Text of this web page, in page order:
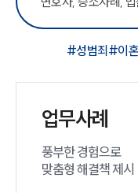
#성범죄 #이혼
업무사례
풍부한 경험으로
맞춤형 해결책 제시